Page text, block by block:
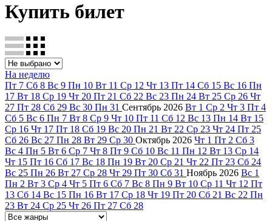
Купить билет
На неделю
Пт 7 Сб 8 Вс 9 Пн 10 Вт 11 Ср 12 Чт 13 Пт 14 Сб 15 Вс 16 Пн
17 Вт 18 Ср 19 Чт 20 Пт 21 Сб 22 Вс 23 Пн 24 Вт 25 Ср 26 Чт
27 Пт 28 Сб 29 Вс 30 Пн 31 Сентябрь 2026 Вт 1 Ср 2 Чт 3 Пт 4
Сб 5 Вс 6 Пн 7 Вт 8 Ср 9 Чт 10 Пт 11 Сб 12 Вс 13 Пн 14 Вт 15
Ср 16 Чт 17 Пт 18 Сб 19 Вс 20 Пн 21 Вт 22 Ср 23 Чт 24 Пт 25
Сб 26 Вс 27 Пн 28 Вт 29 Ср 30 Октябрь 2026 Чт 1 Пт 2 Сб 3
Вс 4 Пн 5 Вт 6 Ср 7 Чт 8 Пт 9 Сб 10 Вс 11 Пн 12 Вт 13 Ср 14
Чт 15 Пт 16 Сб 17 Вс 18 Пн 19 Вт 20 Ср 21 Чт 22 Пт 23 Сб 24
Вс 25 Пн 26 Вт 27 Ср 28 Чт 29 Пт 30 Сб 31 Ноябрь 2026 Вс 1
Пн 2 Вт 3 Ср 4 Чт 5 Пт 6 Сб 7 Вс 8 Пн 9 Вт 10 Ср 11 Чт 12 Пт
13 Сб 14 Вс 15 Пн 16 Вт 17 Ср 18 Чт 19 Пт 20 Сб 21 Вс 22 Пн
23 Вт 24 Ср 25 Чт 26 Пт 27 Сб 28